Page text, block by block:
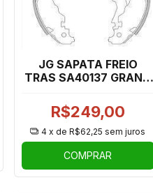
JG SAPATA FREIO
TRAS SA40137 GRAND
ARGO
R$249,00
4 x deR$62,25 sem juros
COMPRAR